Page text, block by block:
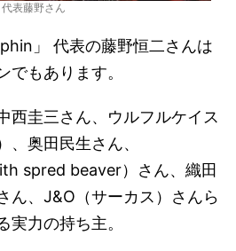
代表藤野さん
」 代表の藤野恒二さんは
でもあります。
西圭三さん、ウルフルケイス
、奥田民生さん、
spred beaver）さん、織田
ん、J&O（サーカス）さんら
実力の持ち主。